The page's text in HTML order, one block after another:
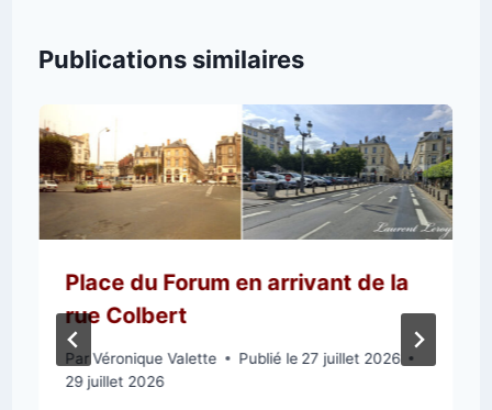
Publications similaires
Place du Forum en arrivant de la
rue Colbert
Par Véronique Valette Publié le 27 juillet 2026
29 juillet 2026